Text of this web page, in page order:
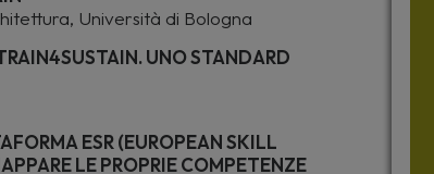
Università di Bologna
UNO STANDARD
ESR (EUROPEAN SKILL
LE PROPRIE COMPETENZE